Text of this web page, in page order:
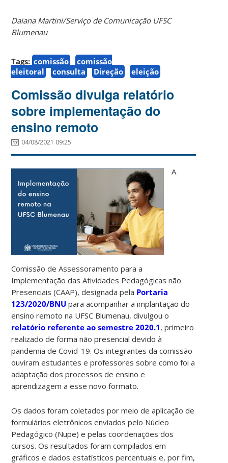
Daiana Martini/Serviço de Comunicação UFSC
Blumenau
Tags: comissão
comissão
eleitoral
consulta Direção eleição
Comissão divulga relatório
sobre implementação do
ensino remoto
04/08/2021 09:25
A
Comissão de Assessoramento para a
Implementação das Atividades Pedagógicas não
Presenciais (CAAP), designada pela Portaria
123/2020/BNU para acompanhar a implantação do
ensino remoto na UFSC Blumenau, divulgou o
relatório referente ao semestre 2020.1, primeiro
realizado de forma não presencial devido à
pandemia de Covid-19. Os integrantes da comissão
ouviram estudantes e professores sobre como foi a
adaptação dos processos de ensino e
aprendizagem a esse novo formato.
Os dados foram coletados por meio de aplicação de
formulários eletrônicos enviados pelo Núcleo
Pedagógico (Nupe) e pelas coordenações dos
cursos. Os resultados foram compilados em
gráficos e dados estatísticos percentuais e, por fim,